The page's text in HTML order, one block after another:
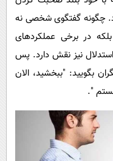
چگونه گفتگوی شخصی نه
در برخی عملکردهای
نیز نقش دارد. پس
بگویید: "ببخشید، الان
".